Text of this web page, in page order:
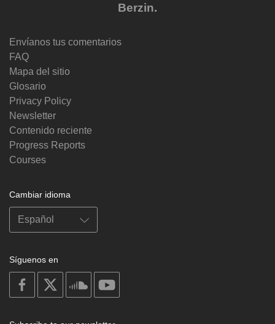
Berzin.
Envíanos tus comentarios
FAQ
Mapa del sitio
Glosario
Privacy Policy
Newsletter
Contenido reciente
Progress Reports
Courses
Cambiar idioma
Síguenos en
on
facebook
soundcloud